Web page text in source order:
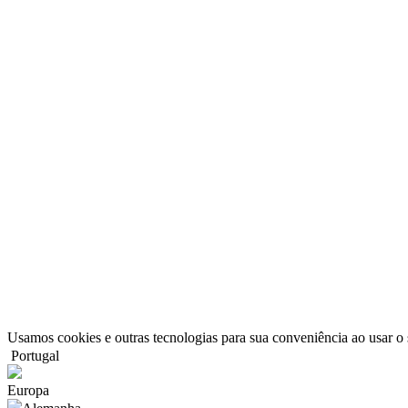
Usamos cookies e outras tecnologias para sua conveniência ao usar o
Portugal
Europa